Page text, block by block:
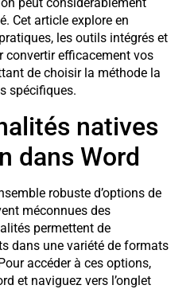
Cet article explore en
les outils intégrés et
convertir efficacement vos
de choisir la méthode la
spécifiques.
natives
dans Word
robuste d’options de
méconnues des
permettent de
dans une variété de formats
accéder à ces options,
et naviguez vers l’onglet